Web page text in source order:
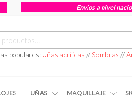
Envíos a nivel
populares: Uñas acrílicas //Sombras //
UÑAS MAQUILLAJE